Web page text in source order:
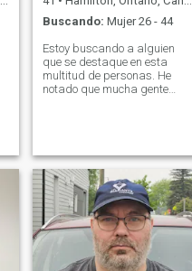
Buscando: Mujer 26 - 44
Estoy buscando a alguien
que se destaque en esta
multitud de personas. He
notado que mucha gente